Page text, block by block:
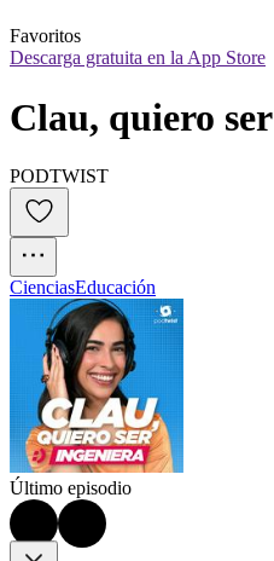
Favoritos
Descarga gratuita en la App Store
Clau, quiero
PODTWIST
CienciasEducación
Último episodio